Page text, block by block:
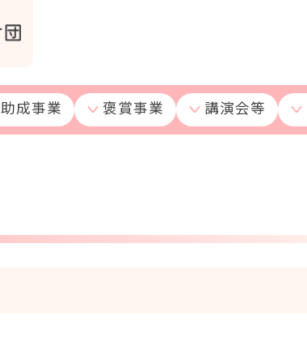
助成事業 褒賞事業 講演会等